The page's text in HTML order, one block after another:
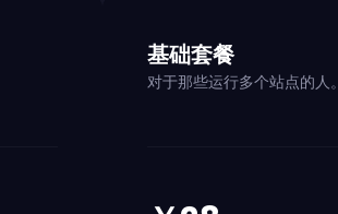
基础套餐
对于那些运行多个站点的人。